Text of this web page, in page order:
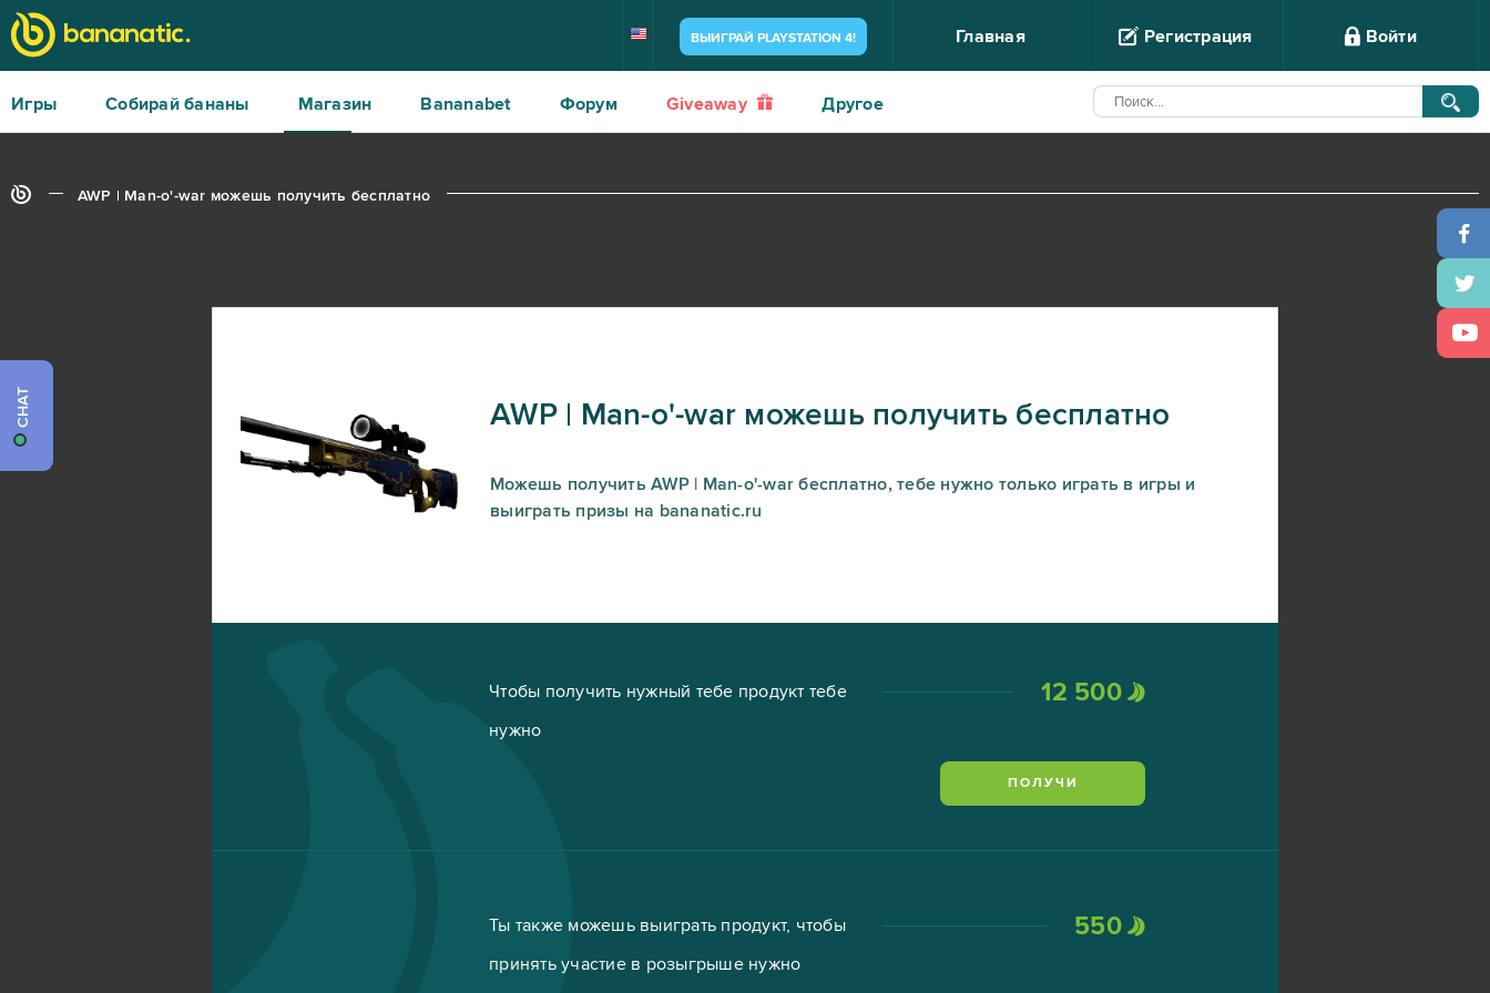
ВЫИГРАЙ PLAYSTATION 4! Главная Регистрация Войти
Игры Собирай бананы Магазин Bananabet Форум Giveaway Другое
AWP | Man-o'-war можешь получить бесплатно
AWP | Man-o'-war можешь получить бесплатно
Можешь получить AWP | Man-o'-war бесплатно, тебе нужно только играть в игры и
выиграть призы на bananatic.ru
Чтобы получить нужный тебе продукт тебе
нужно
12 500
ПОЛУЧИ
Ты также можешь выиграть продукт, чтобы
принять участие в розыгрыше нужно
550
CHAT